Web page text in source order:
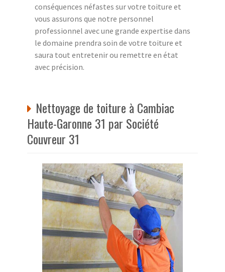
conséquences néfastes sur votre toiture et
vous assurons que notre personnel
professionnel avec une grande expertise dans
le domaine prendra soin de votre toiture et
saura tout entretenir ou remettre en état
avec précision.
Nettoyage de toiture à Cambiac
Haute-Garonne 31 par Société
Couvreur 31